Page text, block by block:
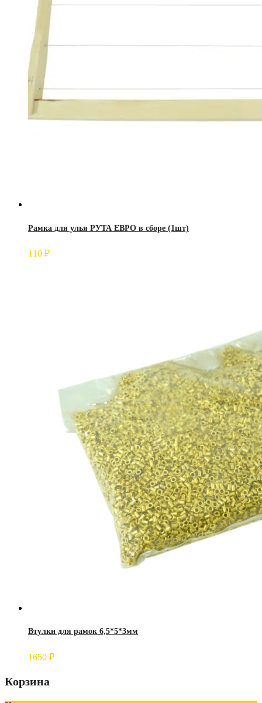
Рамка для улья РУТА ЕВРО в сборе (1шт)
110 ₽
Втулки для рамок 6,5*5*3мм
1650 ₽
Корзина